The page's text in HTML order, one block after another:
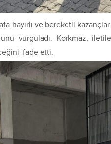
hayırlı ve bereketli
vurguladı. Korkmaz,
ifade etti.